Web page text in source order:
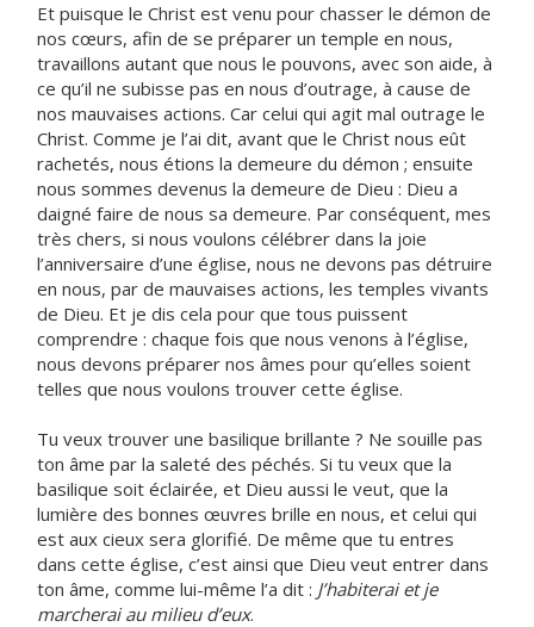
Et puisque le Christ est venu pour chasser le démon de
nos cœurs, afin de se préparer un temple en nous,
travaillons autant que nous le pouvons, avec son aide, à
ce qu’il ne subisse pas en nous d’outrage, à cause de
nos mauvaises actions. Car celui qui agit mal outrage le
Christ. Comme je l’ai dit, avant que le Christ nous eût
rachetés, nous étions la demeure du démon ; ensuite
nous sommes devenus la demeure de Dieu : Dieu a
daigné faire de nous sa demeure. Par conséquent, mes
très chers, si nous voulons célébrer dans la joie
l’anniversaire d’une église, nous ne devons pas détruire
en nous, par de mauvaises actions, les temples vivants
de Dieu. Et je dis cela pour que tous puissent
comprendre : chaque fois que nous venons à l’église,
nous devons préparer nos âmes pour qu’elles soient
telles que nous voulons trouver cette église.
Tu veux trouver une basilique brillante ? Ne souille pas
ton âme par la saleté des péchés. Si tu veux que la
basilique soit éclairée, et Dieu aussi le veut, que la
lumière des bonnes œuvres brille en nous, et celui qui
est aux cieux sera glorifié. De même que tu entres
dans cette église, c’est ainsi que Dieu veut entrer dans
ton âme, comme lui-même l’a dit : J’habiterai et je
marcherai au milieu d’eux.